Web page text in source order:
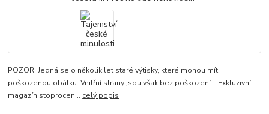
POZOR! Jedná se o několik let staré výtisky, které mohou mít
poškozenou obálku. Vnitřní strany jsou však bez poškození. Exkluzivní
magazín stoprocen... celý popis